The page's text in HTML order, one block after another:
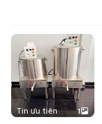
Tin ưu tiên 1